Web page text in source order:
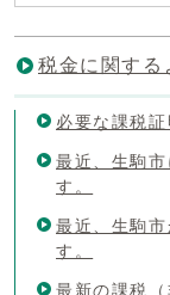
税金に関する
必要な課税
最近、生駒
す。
最近、生駒
す。
最新の課税